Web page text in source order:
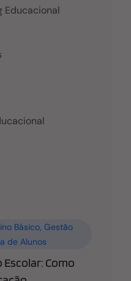
Educacional
Básico,Gestão
de Alunos
Como